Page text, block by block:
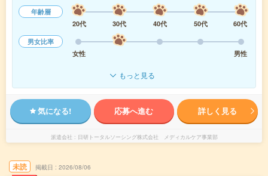
年齢層
20代
30代 40代 50代
60代
男女比率
女性
男性
もっと見る
気になる! 応募へ進む 詳しく見る
派遣会社 日研トータルソーシング株式会社 メディカルケア事業部
未読 掲載日 2026/08/06